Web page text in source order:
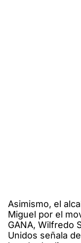
Asimismo, el
Miguel por el
GANA, Wilfredo
Unidos señala